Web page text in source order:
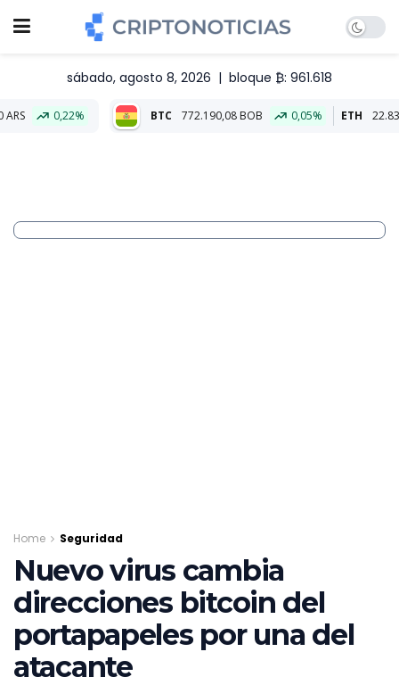
sábado, agosto 8, 2026 | bloque ₿: 961.618
BTC 772.190,08 BOB 0,05% ETH 22.839,54 BOB
Home Seguridad
Nuevo virus cambia
direcciones bitcoin del
portapapeles por una del
atacante